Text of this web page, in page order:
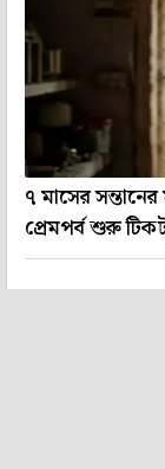
৭ মাসের
প্রেমপর্ব শুরু